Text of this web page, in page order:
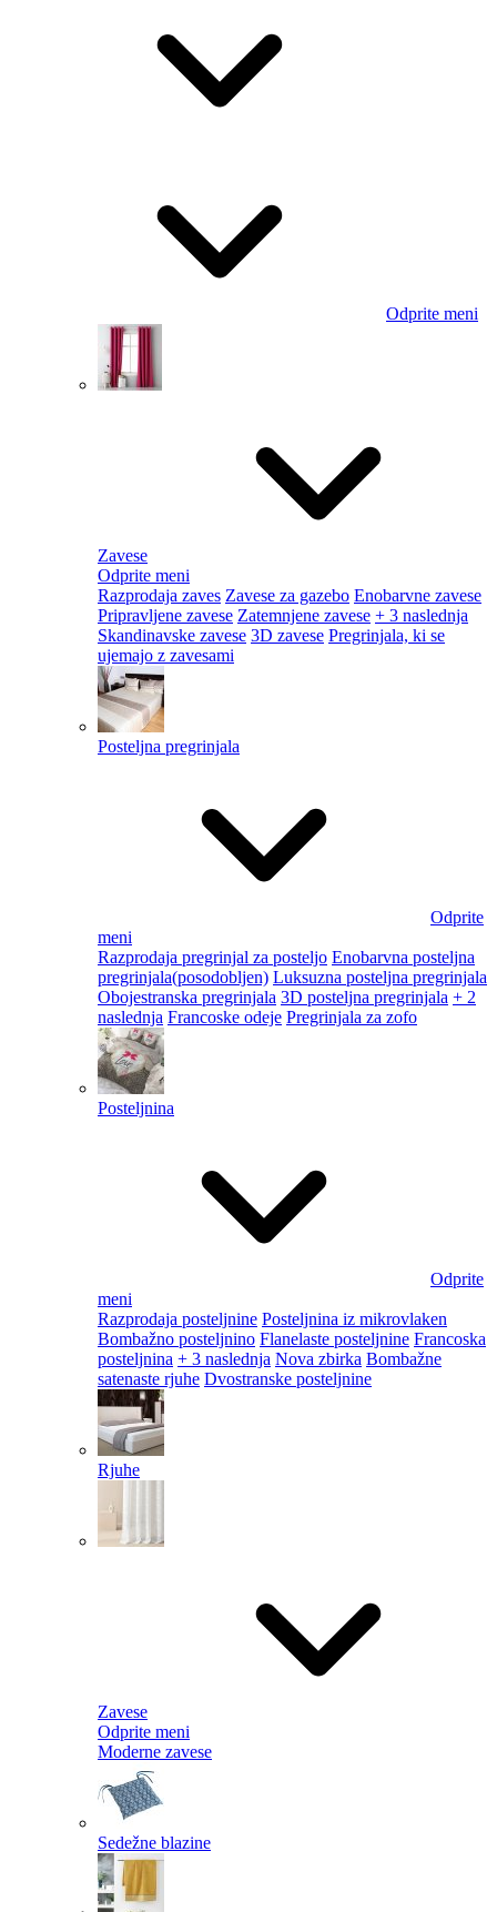
Odprite meni
Zavese
Odprite meni
Razprodaja zaves Zavese za gazebo Enobarvne zavese
Pripravljene zavese Zatemnjene zavese + 3 naslednja
Skandinavske zavese 3D zavese Pregrinjala, ki se
ujemajo z zavesami
Posteljna pregrinjala
Odprite
meni
Razprodaja pregrinjal za posteljo Enobarvna posteljna
pregrinjala(posodobljen) Luksuzna posteljna pregrinjala
Obojestranska pregrinjala 3D posteljna pregrinjala + 2
naslednja Francoske odeje Pregrinjala za zofo
Posteljnina
Odprite
meni
Razprodaja posteljnine Posteljnina iz mikrovlaken
Bombažno posteljnino Flanelaste posteljnine Francoska
posteljnina + 3 naslednja Nova zbirka Bombažne
satenaste rjuhe Dvostranske posteljnine
Rjuhe
Zavese
Odprite meni
Moderne zavese
Sedežne blazine